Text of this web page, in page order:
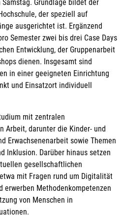
Grundlage bildet der
der speziell auf
ausgerichtet ist. Ergänzend
Semester zwei bis drei Case Days
Entwicklung, der Gruppenarbeit
dienen. Insgesamt sind
in einer geeigneten Einrichtung
und Einsatzort individuell
mit zentralen
Arbeit, darunter die Kinder- und
Erwachsenenarbeit sowie Themen
Inklusion. Darüber hinaus setzen
gesellschaftlichen
mit Fragen rund um Digitalität
erwerben Methodenkompetenzen
von Menschen in